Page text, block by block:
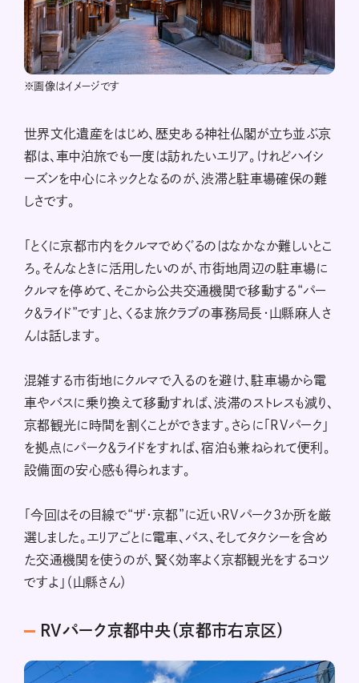
※画像はイメージです
世界文化遺産をはじめ、歴史ある神社仏閣が立ち並ぶ京
都は、車中泊旅でも一度は訪れたいエリア。けれどハイシ
ーズンを中心にネックとなるのが、渋滞と駐車場確保の難
しさです。
「とくに京都市内をクルマでめぐるのはなかなか難しいとこ
ろ。そんなときに活用したいのが、市街地周辺の駐車場に
クルマを停めて、そこから公共交通機関で移動する“パー
ク＆ライド”です」と、くるま旅クラブの事務局長・山縣麻人さ
んは話します。
混雑する市街地にクルマで入るのを避け、駐車場から電
車やバスに乗り換えて移動すれば、渋滞のストレスも減り、
京都観光に時間を割くことができます。さらに「RVパーク」
を拠点にパーク＆ライドをすれば、宿泊も兼ねられて便利。
設備面の安心感も得られます。
「今回はその目線で“ザ・京都”に近いRVパーク3か所を厳
選しました。エリアごとに電車、バス、そしてタクシーを含め
た交通機関を使うのが、賢く効率よく京都観光をするコツ
ですよ」（山縣さん）
RVパーク京都中央（京都市右京区）